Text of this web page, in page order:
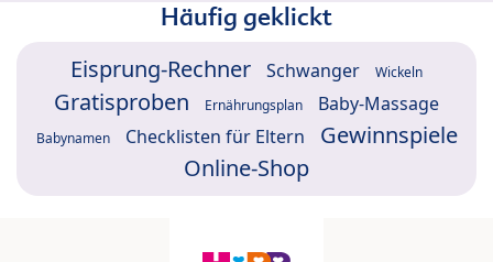
Häufig geklickt
Eisprung-Rechner Schwanger Wickeln
Gratisproben Ernährungsplan Baby-Massage
Babynamen Checklisten für Eltern
Gewinnspiele
Online-Shop